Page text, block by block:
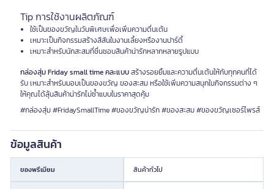
Tip การใช้งานผลิตภัณฑ์
ใช้เป็นของขวัญในวันพิเศษเพื่อเพิ่มความตื่นเต้น
เหมาะเป็นกิจกรรมสร้างสีสันในงานเลี้ยงหรืองานปาร์ตี้
เหมาะสำหรับนักสะสมที่ชื่นชอบสินค้าน่ารักหลากหลายรูปแบบ
กล่องสุ่ม Friday small time คละแบบสร้างรอยยิ้มและความตื่นเต้นให้กับทุกคนที่ได้
รับ เหมาะสำหรับมอบเป็นของขวัญ ของสะสม หรือใช้เพิ่มความสนุกในกิจกรรมต่าง ๆ
ให้คุณได้ลุ้นสินค้าน่ารักไม่ซ้ำแบบในราคาสุดคุ้ม
#กล่องสุ่ม #FridaySmallTime #ของขวัญน่ารัก #ของสะสม #ของขวัญเซอร์ไพรส์
ข้อมูลสินค้า
ของพรีเมียม สินค้าทั่วไป